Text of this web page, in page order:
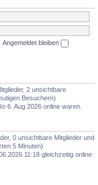
Angemeldet bleiben
2 unsichtbare
Besuchern)
6. Aug 2026 online waren.
0 unsichtbare Mitglieder und
5 Minuten)
11:18 gleichzeitig online